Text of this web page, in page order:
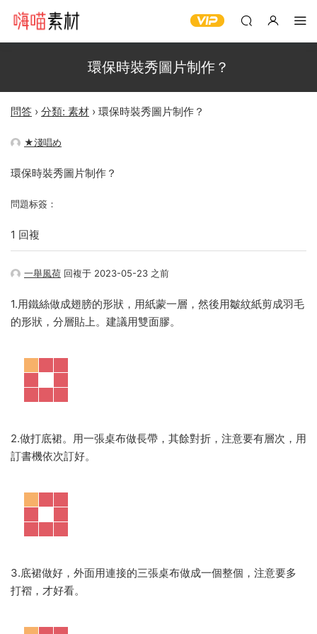
環保時裝秀圖片制作？
問答 › 分類: 素材 › 環保時裝秀圖片制作？
★淺唱め
環保時裝秀圖片制作？
問題标簽：
1 回複
一舉風荷 回複于 2023-05-23 之前
1.用鐵絲做成翅膀的形狀，用紙蒙一層，然後用皺紋紙剪成羽毛
的形狀，分層貼上。建議用雙面膠。
2.做打底裙。用一張桌布做長帶，其餘對折，注意要有層次，用
訂書機依次訂好。
3.底裙做好，外面用連接的三張桌布做成一個整個，注意要多
打褶，才好看。